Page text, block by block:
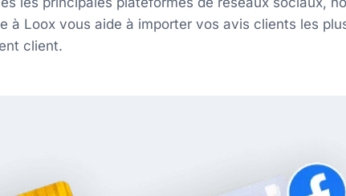
Loox vous aide à importer vos avis clients les
client.